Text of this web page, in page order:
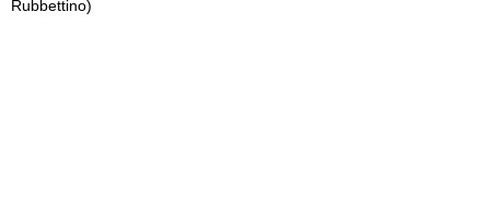
Rubbettino)